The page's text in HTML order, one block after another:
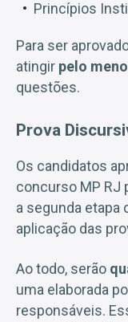
Princípios
Para ser
atingir pelo
questões.
Prova
Os candidatos
concurso MP RJ
a segunda etapa
aplicação das
Ao todo, serão
uma elaborada
responsáveis.